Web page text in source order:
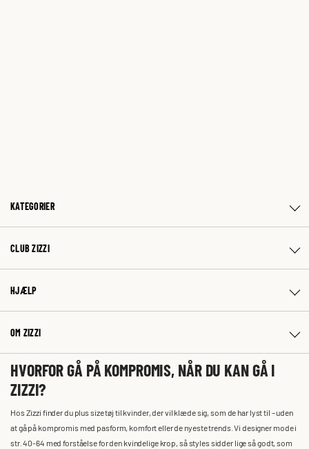
KATEGORIER
CLUB ZIZZI
HJÆLP
OM ZIZZI
HVORFOR GÅ PÅ KOMPROMIS, NÅR DU KAN GÅ I
ZIZZI?
Hos Zizzi finder du plus size tøj til kvinder, der vil klæde sig, som de har lyst til – uden
at gå på kompromis med pasform, komfort eller de nyeste trends. Vi designer mode i
str. 40-64 med forståelse for den kvindelige krop, så styles sidder lige så godt, som